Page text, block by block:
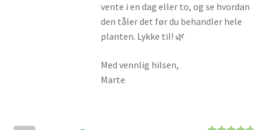
vente i en dag eller to, og se hvordan
den tåler det før du behandler hele
planten. Lykke til! 🌿
Med vennlig hilsen,
Marte